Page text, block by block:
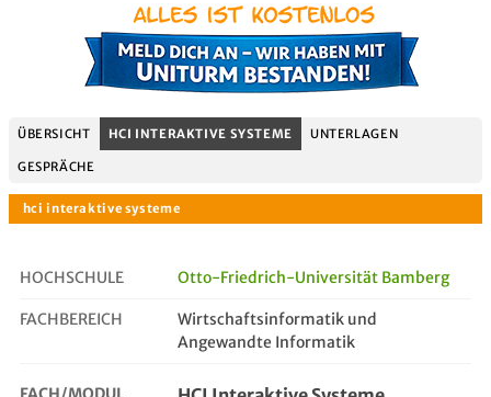
ÜBERSICHT HCI INTERAKTIVE SYSTEME UNTERLAGEN
GESPRÄCHE
hci interaktive systeme
HOCHSCHULE Otto-Friedrich-Universität Bamberg
FACHBEREICH
Wirtschaftsinformatik und
Angewandte Informatik